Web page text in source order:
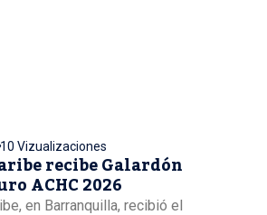
10 Vizualizaciones
recibe Galardón
ACHC 2026
en Barranquilla, recibió el